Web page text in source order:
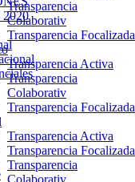
Transparencia
Colaborativ
Transparencia Focalizada
Transparencia Activa
Transparencia
Colaborativ
Transparencia Focalizada
Transparencia Activa
Transparencia Focalizada
Transparencia
Colaborativ
2020